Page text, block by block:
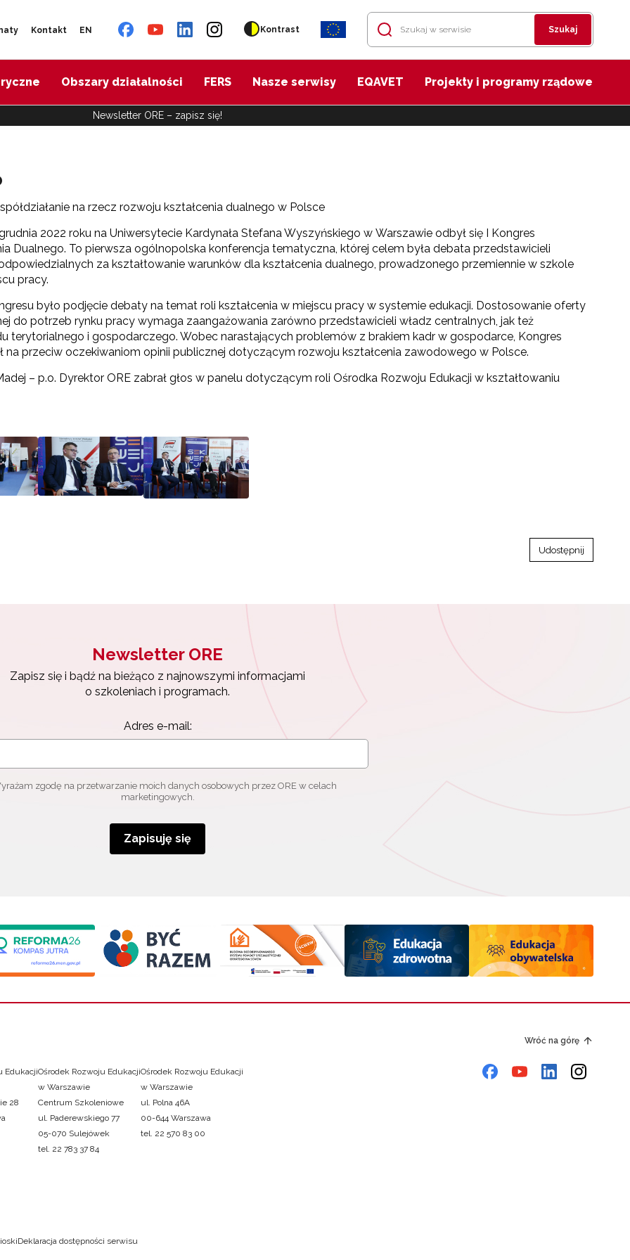
Kontakt EN Kontrast Szukaj
Obszary działalności FERS Nasze serwisy EQAVET Projekty i programy rządowe
Newsletter ORE – zapisz się!
na rzecz rozwoju kształcenia dualnego w Polsce
2022 roku na Uniwersytecie Kardynała Stefana Wyszyńskiego w Warszawie odbył się I Kongres
Dualnego. To pierwsza ogólnopolska konferencja tematyczna, której celem była debata przedstawicieli
za kształtowanie warunków dla kształcenia dualnego, prowadzonego przemiennie w szkole
pracy.
było podjęcie debaty na temat roli kształcenia w miejscu pracy w systemie edukacji. Dostosowanie oferty
do potrzeb rynku pracy wymaga zaangażowania zarówno przedstawicieli władz centralnych, jak też
terytorialnego i gospodarczego. Wobec narastających problemów z brakiem kadr w gospodarce, Kongres
na przeciw oczekiwaniom opinii publicznej dotyczącym rozwoju kształcenia zawodowego w Polsce.
– p.o. Dyrektor ORE zabrał głos w panelu dotyczącym roli Ośrodka Rozwoju Edukacji w kształtowaniu
Udostępnij
Newsletter ORE
Zapisz się i bądź na bieżąco z najnowszymi informacjami
o szkoleniach i programach.
Adres e-mail:
zgodę na przetwarzanie moich danych osobowych przez ORE w celach
marketingowych.
Zapisuję się
Wróć na górę
Edukacji
28
Ośrodek Rozwoju Edukacji
w Warszawie
Centrum Szkoleniowe
ul. Paderewskiego 77
05-070 Sulejówek
tel. 22 783 37 84
Ośrodek Rozwoju Edukacji
w Warszawie
ul. Polna 46A
00-644 Warszawa
tel. 22 570 83 00
Deklaracja dostępności serwisu